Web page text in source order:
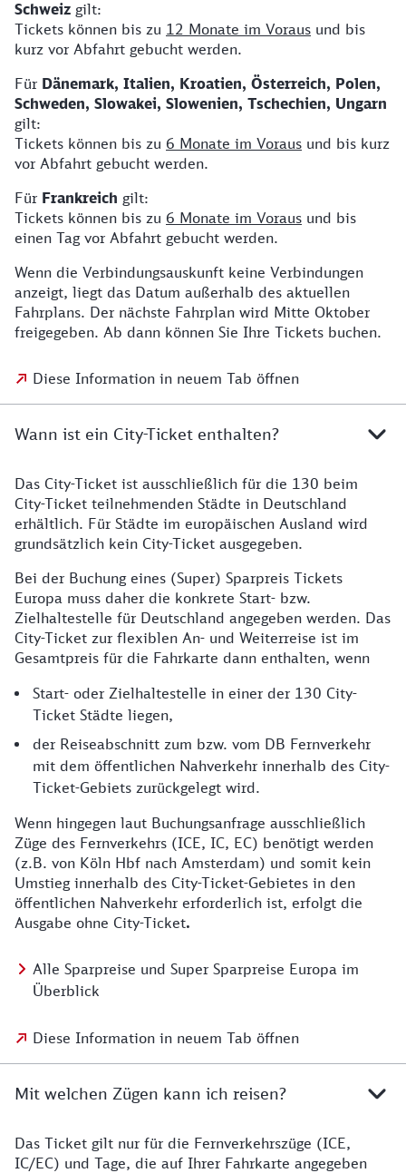
Schweiz gilt:
Tickets können bis zu 12 Monate im Voraus und bis
kurz vor Abfahrt gebucht werden.
Für Dänemark, Italien, Kroatien, Österreich, Polen,
Schweden, Slowakei, Slowenien, Tschechien, Ungarn
gilt:
Tickets können bis zu 6 Monate im Voraus und bis kurz
vor Abfahrt gebucht werden.
Für Frankreich gilt:
Tickets können bis zu 6 Monate im Voraus und bis
einen Tag vor Abfahrt gebucht werden.
Wenn die Verbindungsauskunft keine Verbindungen
anzeigt, liegt das Datum außerhalb des aktuellen
Fahrplans. Der nächste Fahrplan wird Mitte Oktober
freigegeben. Ab dann können Sie Ihre Tickets buchen.
Diese Information in neuem Tab öffnen
Wann ist ein City-Ticket enthalten?
Das City-Ticket ist ausschließlich für die 130 beim
City-Ticket teilnehmenden Städte in Deutschland
erhältlich. Für Städte im europäischen Ausland wird
grundsätzlich kein City-Ticket ausgegeben.
Bei der Buchung eines (Super) Sparpreis Tickets
Europa muss daher die konkrete Start- bzw.
Zielhaltestelle für Deutschland angegeben werden. Das
City-Ticket zur flexiblen An- und Weiterreise ist im
Gesamtpreis für die Fahrkarte dann enthalten, wenn
Start- oder Zielhaltestelle in einer der 130 City-
Ticket Städte liegen,
der Reiseabschnitt zum bzw. vom DB Fernverkehr
mit dem öffentlichen Nahverkehr innerhalb des City-
Ticket-Gebiets zurückgelegt wird.
Wenn hingegen laut Buchungsanfrage ausschließlich
Züge des Fernverkehrs (ICE, IC, EC) benötigt werden
(z.B. von Köln Hbf nach Amsterdam) und somit kein
Umstieg innerhalb des City-Ticket-Gebietes in den
öffentlichen Nahverkehr erforderlich ist, erfolgt die
Ausgabe ohne City-Ticket.
Alle Sparpreise und Super Sparpreise Europa im
Überblick
Diese Information in neuem Tab öffnen
Mit welchen Zügen kann ich reisen?
Das Ticket gilt nur für die Fernverkehrszüge (ICE,
IC/EC) und Tage, die auf Ihrer Fahrkarte angegeben